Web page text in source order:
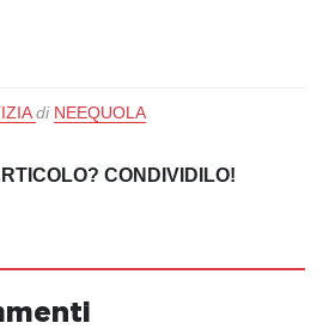
di NEEQUOLA
CONDIVIDILO!